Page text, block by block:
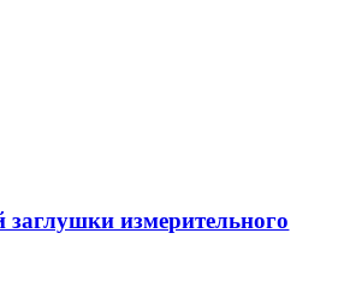
измерительного